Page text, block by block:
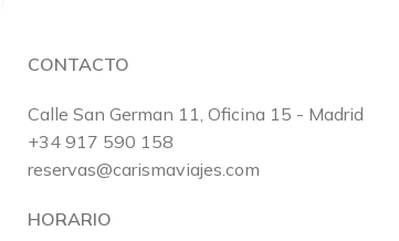
CONTACTO
Calle San German 11, Oficina 15 - Madrid
+34 917 590 158
reservas@carismaviajes.com
HORARIO